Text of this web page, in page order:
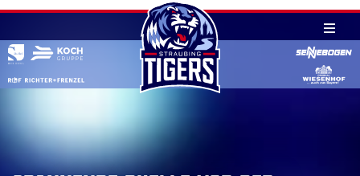
Skip
content